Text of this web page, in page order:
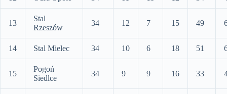
13
Stal
Rzeszów
34 12 7 15 49
14 Stal Mielec 34 10 6 18 51
15
Pogoń
Siedlce
34 9 9 16 33